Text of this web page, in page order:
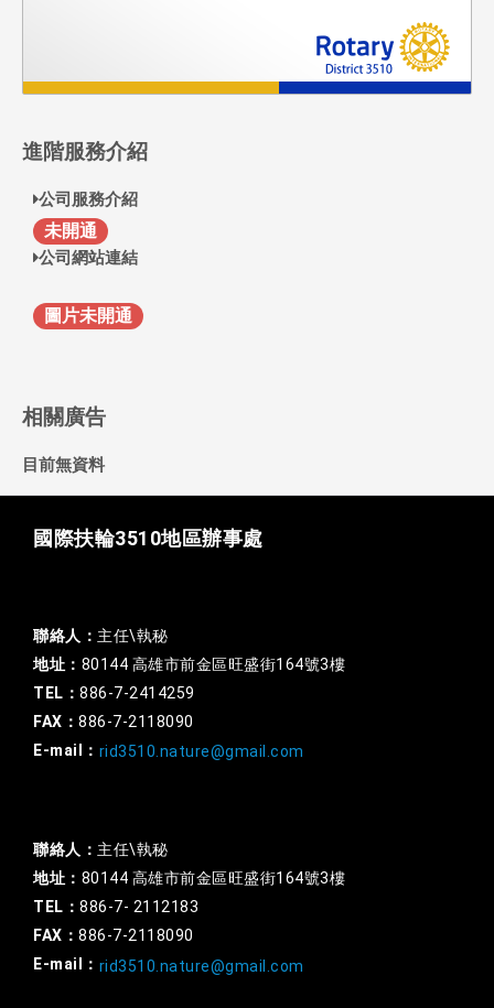
進階服務介紹
公司服務介紹
未開通
公司網站連結
圖片未開通
相關廣告
目前無資料
國際扶輪3510地區辦事處
聯絡人： 主任\執秘
地址： 80144 高雄市前金區旺盛街164號3樓
TEL： 886-7-2414259
FAX： 886-7-2118090
E-mail： rid3510.nature@gmail.com
聯絡人： 主任\執秘
地址： 80144 高雄市前金區旺盛街164號3樓
TEL： 886-7- 2112183
FAX： 886-7-2118090
E-mail： rid3510.nature@gmail.com